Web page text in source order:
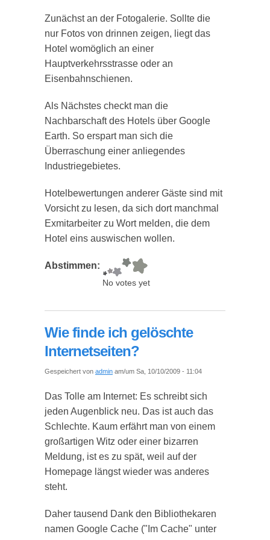
Zunächst an der Fotogalerie. Sollte die
nur Fotos von drinnen zeigen, liegt das
Hotel womöglich an einer
Hauptverkehrsstrasse oder an
Eisenbahnschienen.
Als Nächstes checkt man die
Nachbarschaft des Hotels über Google
Earth. So erspart man sich die
Überraschung einer anliegendes
Industriegebietes.
Hotelbewertungen anderer Gäste sind mit
Vorsicht zu lesen, da sich dort manchmal
Exmitarbeiter zu Wort melden, die dem
Hotel eins auswischen wollen.
Abstimmen:
No votes yet
Wie finde ich gelöschte
Internetseiten?
Gespeichert von admin am/um Sa, 10/10/2009 - 11:04
Das Tolle am Internet: Es schreibt sich
jeden Augenblick neu. Das ist auch das
Schlechte. Kaum erfährt man von einem
großartigen Witz oder einer bizarren
Meldung, ist es zu spät, weil auf der
Homepage längst wieder was anderes
steht.
Daher tausend Dank den Bibliothekaren
namen Google Cache ("Im Cache" unter